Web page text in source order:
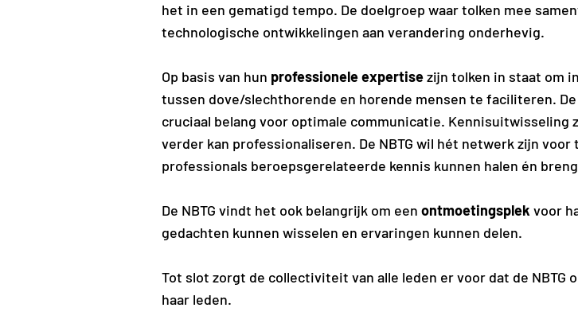
het in een gematigd tempo. De doelgroep waar tolken mee
technologische ontwikkelingen aan verandering onderhevig.
Op basis van hun professionele expertisezijn tolken in staat om
tussen dove/slechthorende en horende mensen te faciliteren.
cruciaal belang voor optimale communicatie.
verder kan professionaliseren. De NBTG wil hét netwerk zijn
professionals beroepsgerelateerde kennis kunnen halen én
De NBTG vindt het ook belangrijk om een ontmoetingsplek voor
gedachten kunnen wisselen en ervaringen kunnen delen.
Tot slot zorgt de collectiviteit van alle leden er voor dat de NBTG
haar leden.